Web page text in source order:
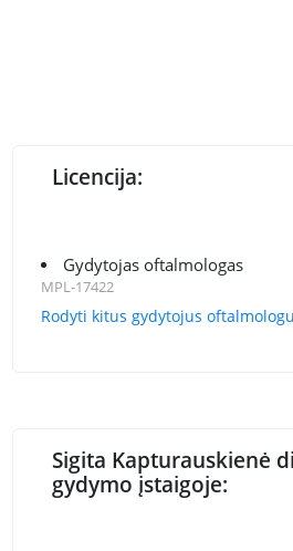
Licencija:
Gydytojas oftalmologas
MPL-17422
Rodyti kitus gydytojus
Sigita Kapturauskienė
gydymo įstaigoje: